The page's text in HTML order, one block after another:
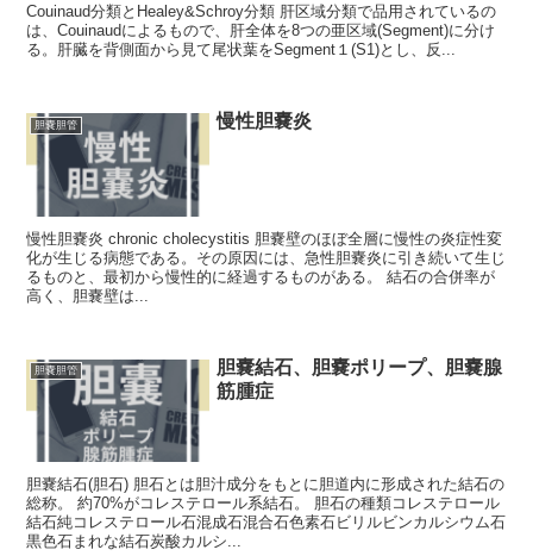
Couinaud分類とHealey&Schroy分類 肝区域分類で品用されているの
は、Couinaudによるもので、肝全体を8つの亜区域(Segment)に分け
る。肝臓を背側面から見て尾状葉をSegment１(S1)とし、反...
胆嚢胆管 慢性胆嚢炎
慢性胆嚢炎 chronic cholecystitis 胆嚢壁のほぼ全層に慢性の炎症性変
化が生じる病態である。その原因には、急性胆嚢炎に引き続いて生じ
るものと、最初から慢性的に経過するものがある。 結石の合併率が
高く、胆嚢壁は...
胆嚢胆管
胆嚢結石、胆嚢ポリープ、胆嚢腺
筋腫症
胆嚢結石(胆石) 胆石とは胆汁成分をもとに胆道内に形成された結石の
総称。 約70%がコレステロール系結石。 胆石の種類コレステロール
結石純コレステロール石混成石混合石色素石ビリルビンカルシウム石
黒色石まれな結石炭酸カルシ...